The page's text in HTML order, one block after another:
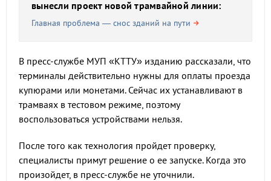
вынесли проект новой трамвайной линии:
Главная проблема — снос зданий на пути
В пресс-службе МУП «КТТУ» изданию рассказали, что
терминалы действительно нужны для оплаты проезда
купюрами или монетами. Сейчас их устанавливают в
трамваях в тестовом режиме, поэтому
воспользоваться устройствами нельзя.
После того как технология пройдет проверку,
специалисты примут решение о ее запуске. Когда это
произойдет, в пресс-службе не уточнили.